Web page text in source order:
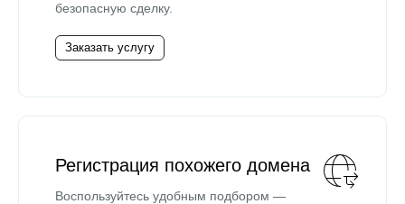
безопасную сделку.
Заказать услугу
Регистрация похожего домена
Воспользуйтесь удобным подбором —